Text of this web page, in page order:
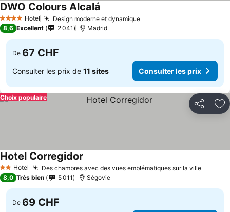
4 Étoiles Hotel Design moderne et dynamiqueConsulter les prix
DWO Colours Alcalá
8,6 Excellent 2 041 Madrid
De 67 CHF
Consulter les prix de 11 sites Consulter les prix
Partager
Choix populaire
2 Étoiles
Hotel Des chambres avec des vues emblématiques sur la ville
Hotel Corregidor
8,0 Très bien 5 011 Ségovie
De 69 CHF